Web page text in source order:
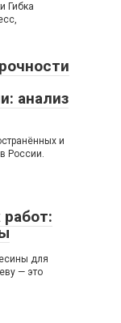
Гибка
анализ
и
России.
для
— это